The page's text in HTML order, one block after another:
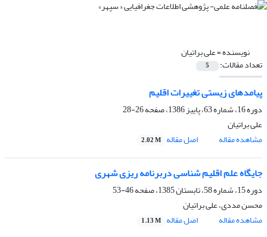
نویسنده =علی براتیان
تعداد مقالات: 5
پیامدهاى زیستى تغییرات اقلیم
دوره 16، شماره 63، پاییز 1386، صفحه
26-28
علی براتیان
مشاهده مقاله
اصل مقاله 2.02 M
جایگاه علم اقلیم ‏شناسى دربرنامه ‏ریزى شهرى
دوره 15، شماره 58، تابستان 1385، صفحه
46-53
محسن مددی، علی براتیان
مشاهده مقاله
اصل مقاله 1.13 M